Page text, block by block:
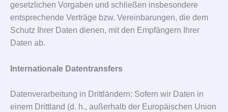
gesetzlichen Vorgaben und schließen insbesondere
entsprechende Verträge bzw. Vereinbarungen, die dem
Schutz Ihrer Daten dienen, mit den Empfängern Ihrer
Daten ab.
Internationale Datentransfers
Datenverarbeitung in Drittländern: Sofern wir Daten in
einem Drittland (d. h., außerhalb der Europäischen Union